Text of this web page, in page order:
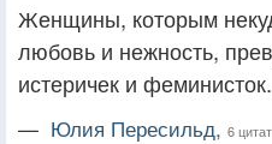
Женщины, которым
любовь и нежность,
истеричек и феминисток.
— Юлия Пересильд, 6 цитат